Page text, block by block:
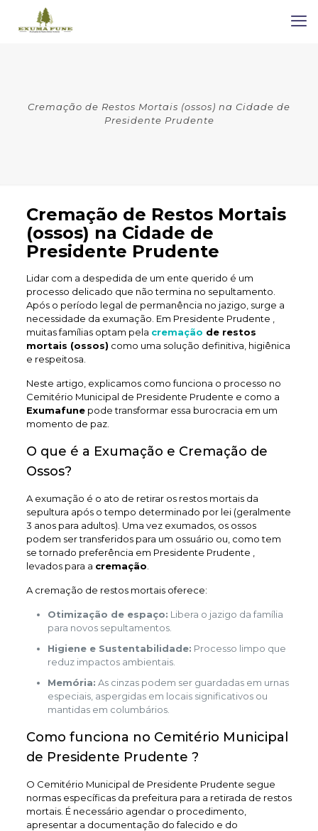
Cremação de Restos Mortais (ossos) na Cidade de
Presidente Prudente
Cremação de Restos Mortais
(ossos) na Cidade de
Presidente Prudente
Lidar com a despedida de um ente querido é um
processo delicado que não termina no sepultamento.
Após o período legal de permanência no jazigo, surge a
necessidade da exumação. Em Presidente Prudente ,
muitas famílias optam pela cremação de restos
mortais (ossos) como uma solução definitiva, higiênica
e respeitosa.
Neste artigo, explicamos como funciona o processo no
Cemitério Municipal de Presidente Prudente e como a
Exumafunepode transformar essa burocracia em um
momento de paz.
O que é a Exumação e Cremação de
Ossos?
A exumação é o ato de retirar os restos mortais da
sepultura após o tempo determinado por lei (geralmente
3 anos para adultos). Uma vez exumados, os ossos
podem ser transferidos para um ossuário ou, como tem
se tornado preferência em Presidente Prudente ,
levados para a cremação
A cremação de restos mortais oferece:
Otimização de espaço: Libera o jazigo da família
para novos sepultamentos.
Higiene e Sustentabilidade: Processo limpo que
reduz impactos ambientais.
Memória: As cinzas podem ser guardadas em urnas
especiais, aspergidas em locais significativos ou
mantidas em columbários.
Como funciona no Cemitério Municipal
de Presidente Prudente ?
O Cemitério Municipal de Presidente Prudente segue
normas específicas da prefeitura para a retirada de restos
mortais. É necessário agendar o procedimento,
apresentar a documentação do falecido e do